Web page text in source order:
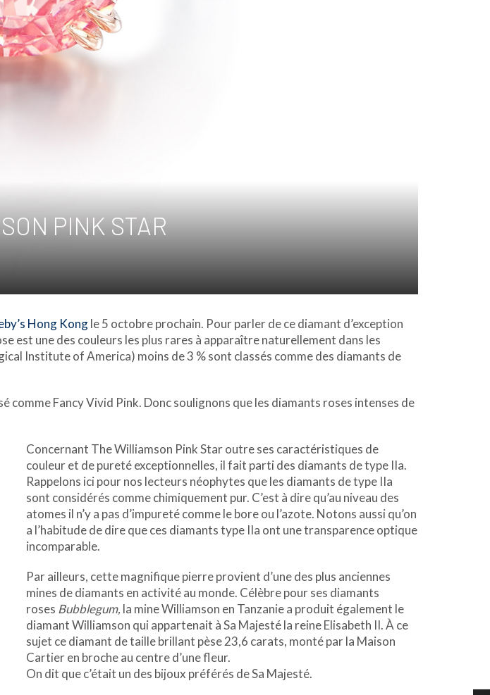
PINK STAR
Hong Kongle 5 octobre prochain. Pour parler de ce diamant d’exception
est une des couleurs les plus rares à apparaître naturellement dans les
Institute of America) moins de 3 % sont classés comme des diamants de
Fancy Vivid Pink. Donc soulignons que les diamants roses intenses de
Concernant The Williamson Pink Star outre ses caractéristiques de
couleur et de pureté exceptionnelles, il fait parti des diamants de type IIa.
Rappelons ici pour nos lecteurs néophytes que les diamants de type IIa
sont considérés comme chimiquement pur. C’est à dire qu’au niveau des
atomes il n’y a pas d’impureté comme le bore ou l’azote. Notons aussi qu’on
a l’habitude de dire que ces diamants type IIa ont une transparence optique
incomparable.
Par ailleurs, cette magnifique pierre provient d’une des plus anciennes
mines de diamants en activité au monde. Célèbre pour ses diamants
roses Bubblegum, la mine Williamson en Tanzanie a produit également le
diamant Williamson qui appartenait à Sa Majesté la reine Elisabeth II. À ce
sujet ce diamant de taille brillant pèse 23,6 carats, monté par la Maison
Cartier en broche au centre d’une fleur.
On dit que c’était un des bijoux préférés de Sa Majesté.